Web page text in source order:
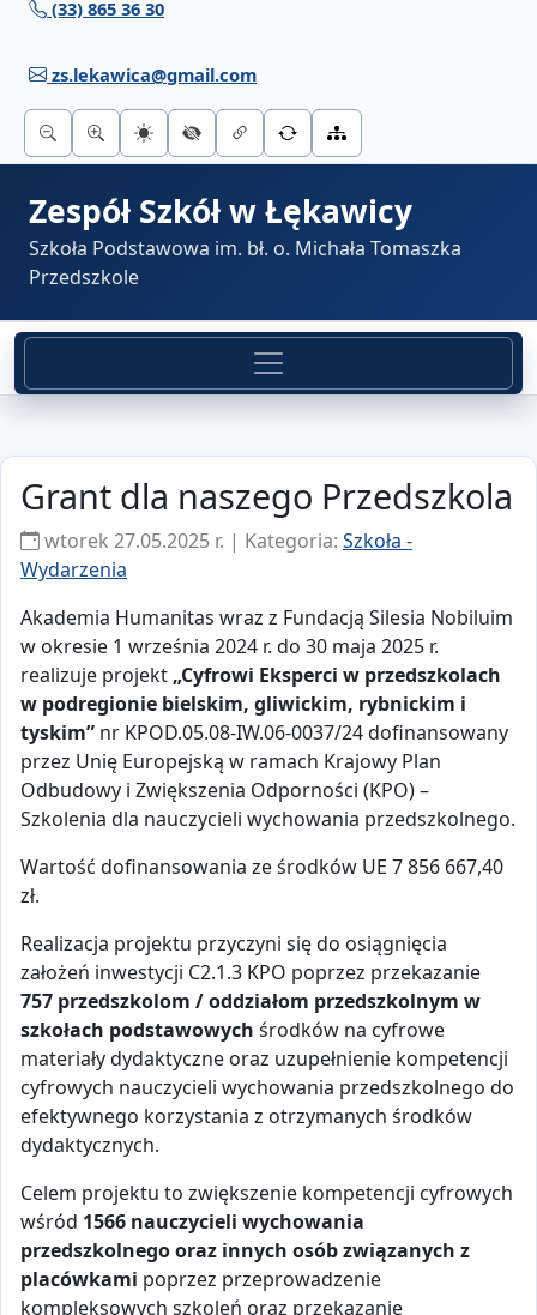
Przejdź do treści
(33) 865 36 30
zs.lekawica@gmail.com
Zespół Szkół w Łękawicy
Szkoła Podstawowa im. bł. o. Michała Tomaszka
Przedszkole
Grant dla naszego Przedszkola
wtorek 27.05.2025 r. | Kategoria: Szkoła -
Wydarzenia
Akademia Humanitas wraz z Fundacją Silesia Nobiluim
w okresie 1 września 2024 r. do 30 maja 2025 r.
realizuje projekt „Cyfrowi Eksperci w przedszkolach
w podregionie bielskim, gliwickim, rybnickim i
tyskim” nr KPOD.05.08-IW.06-0037/24 dofinansowany
przez Unię Europejską w ramach Krajowy Plan
Odbudowy i Zwiększenia Odporności (KPO) –
Szkolenia dla nauczycieli wychowania przedszkolnego.
Wartość dofinansowania ze środków UE 7 856 667,40
zł.
Realizacja projektu przyczyni się do osiągnięcia
założeń inwestycji C2.1.3 KPO poprzez przekazanie
757 przedszkolom / oddziałom przedszkolnym w
szkołach podstawowych środków na cyfrowe
materiały dydaktyczne oraz uzupełnienie kompetencji
cyfrowych nauczycieli wychowania przedszkolnego do
efektywnego korzystania z otrzymanych środków
dydaktycznych.
Celem projektu to zwiększenie kompetencji cyfrowych
wśród 1566 nauczycieli wychowania
przedszkolnego oraz innych osób związanych z
placówkami poprzez przeprowadzenie
kompleksowych szkoleń oraz przekazanie